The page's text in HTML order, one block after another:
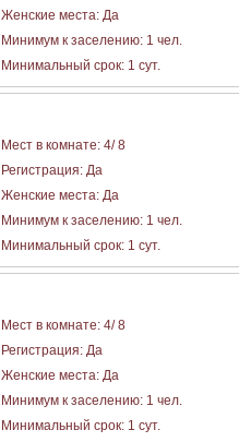
Женские места: Да
Минимум к заселению: 1 чел.
Минимальный срок: 1 сут.
Мест в комнате: 4/ 8
Регистрация: Да
Женские места: Да
Минимум к заселению: 1 чел.
Минимальный срок: 1 сут.
Мест в комнате: 4/ 8
Регистрация: Да
Женские места: Да
Минимум к заселению: 1 чел.
Минимальный срок: 1 сут.